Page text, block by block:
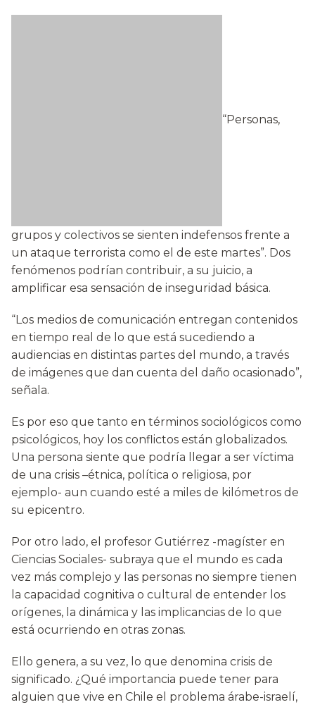
“Personas,
grupos y colectivos se sienten indefensos frente a
un ataque terrorista como el de este martes”. Dos
fenómenos podrían contribuir, a su juicio, a
amplificar esa sensación de inseguridad básica.
“Los medios de comunicación entregan contenidos
en tiempo real de lo que está sucediendo a
audiencias en distintas partes del mundo, a través
de imágenes que dan cuenta del daño ocasionado”,
señala.
Es por eso que tanto en términos sociológicos como
psicológicos, hoy los conflictos están globalizados.
Una persona siente que podría llegar a ser víctima
de una crisis –étnica, política o religiosa, por
ejemplo- aun cuando esté a miles de kilómetros de
su epicentro.
Por otro lado, el profesor Gutiérrez -magíster en
Ciencias Sociales- subraya que el mundo es cada
vez más complejo y las personas no siempre tienen
la capacidad cognitiva o cultural de entender los
orígenes, la dinámica y las implicancias de lo que
está ocurriendo en otras zonas.
Ello genera, a su vez, lo que denomina crisis de
significado. ¿Qué importancia puede tener para
alguien que vive en Chile el problema árabe-israelí,